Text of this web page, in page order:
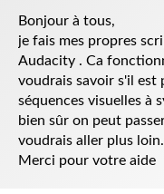
Bonjour à tous,
je fais mes propres
Audacity . Ca
voudrais savoir s'il est
séquences visuelles à
bien sûr on peut
voudrais aller plus loin.
Merci pour votre aide